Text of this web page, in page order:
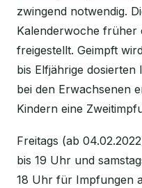
zwingend notwendig.
Kalenderwoche
freigestellt. Geimpft
bis Elfjährige
bei den Erwachsenen
Kindern eine
Freitags (ab
bis 19 Uhr und
18 Uhr für Impfungen